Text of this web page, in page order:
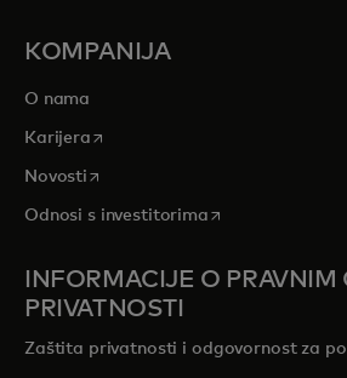
KOMPANIJA
O nama
Karijeraopens in a new tab
Novosti opens in a new tab
Odnosi s investitorimaopens in a new
INFORMACIJE O PRAVNIM
PRIVATNOSTI
Zaštita privatnosti i odgovornost za